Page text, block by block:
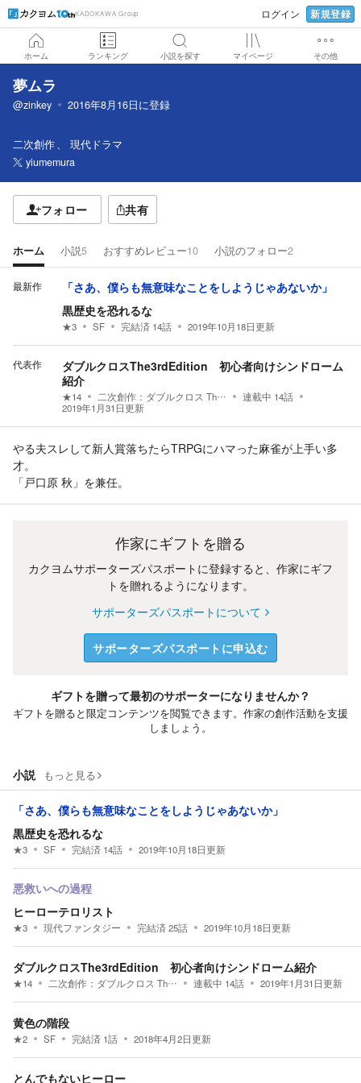
KADOKAWA Group ログイン 新規登録
ホーム ランキング 小説を探す マイページ その他
夢ムラ
@zinkey 2016年8月16日に登録
二次創作
現代ドラマ
yiumemura
フォロー 共有
ホーム 小説5 おすすめレビュー10 小説のフォロー2
最新作 「さあ、僕らも無意味なことをしようじゃあないか」
黒歴史を恐れるな
★3 SF 完結済 14話 2019年10月18日更新
代表作
ダブルクロスThe3rdEdition 初心者向けシンドローム
紹介
★14 二次創作： ダブルクロス The 3rd Edition 連載中 14話
2019年1月31日更新
やる夫スレして新人賞落ちたらTRPGにハマった麻雀が上手い多
才。
「戸口原 秋」を兼任。
作家にギフトを贈る
カクヨムサポーターズパスポートに登録すると、作家にギフ
トを贈れるようになります。
サポーターズパスポートについて
サポーターズパスポートに申込む
ギフトを贈って最初のサポーターになりませんか？
ギフトを贈ると限定コンテンツを閲覧できます。作家の創作活動を支援
しましょう。
小説 もっと見る
「さあ、僕らも無意味なことをしようじゃあないか」
黒歴史を恐れるな
★3 SF 完結済 14話 2019年10月18日更新
悪救いへの過程
ヒーローテロリスト
★3 現代ファンタジー 完結済25話 2019年10月18日更新
ダブルクロスThe3rdEdition 初心者向けシンドローム紹介
★14 二次創作： ダブルクロス The 3rd Edition 連載中 14話 2019年1月31日更新
黄色の階段
★2 SF 完結済 1話 2018年4月2日更新
とんでもないヒーロー